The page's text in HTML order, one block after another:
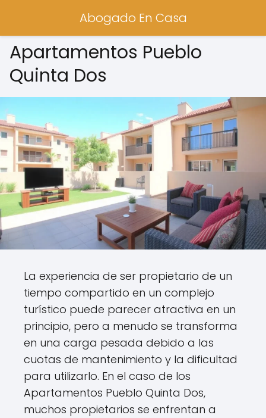
Abogado En Casa
Apartamentos Pueblo
Quinta Dos
La experiencia de ser propietario de un
tiempo compartido en un complejo
turístico puede parecer atractiva en un
principio, pero a menudo se transforma
en una carga pesada debido a las
cuotas de mantenimiento y la dificultad
para utilizarlo. En el caso de los
Apartamentos Pueblo Quinta Dos,
muchos propietarios se enfrentan a